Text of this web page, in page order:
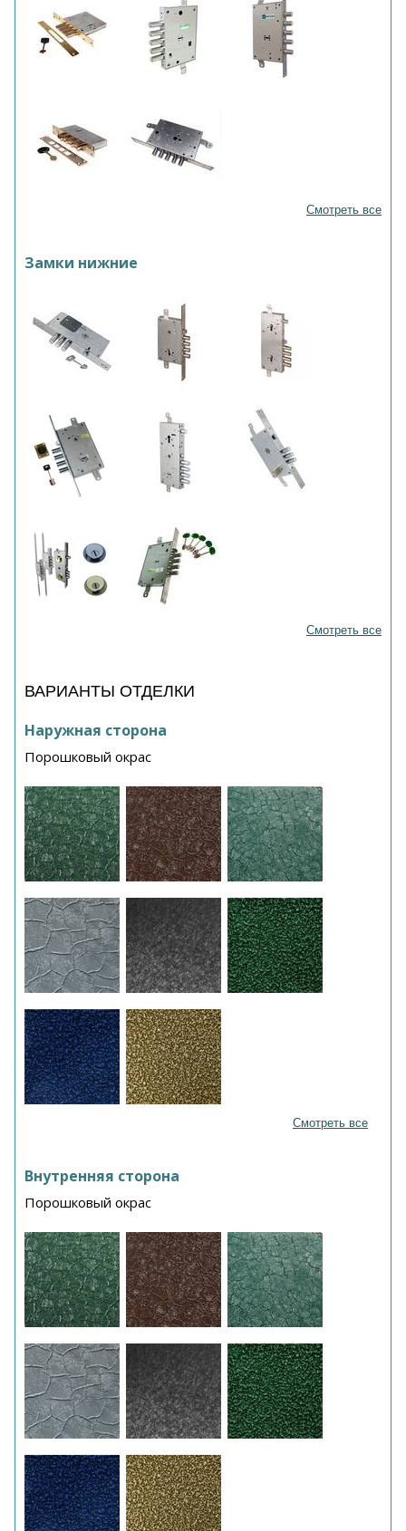
Смотреть все
Замки нижние
Смотреть все
ВАРИАНТЫ ОТДЕЛКИ
Наружная сторона
Порошковый окрас
Смотреть все
Внутренняя сторона
Порошковый окрас